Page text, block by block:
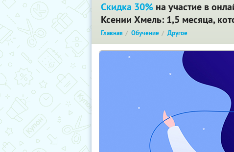
Скидка 30% на участие в
Ксении Хмель: 1,5 месяца,
Главная Обучение Другое